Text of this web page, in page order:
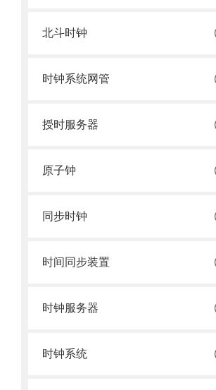
北斗时钟
时钟系统网管
授时服务器
原子钟
同步时钟
时间同步装置
时钟服务器
时钟系统